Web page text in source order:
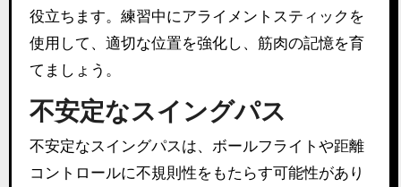
役立ちます。練習中にアライメントスティックを
使用して、適切な位置を強化し、筋肉の記憶を育
てましょう。
不安定なスイングパス
不安定なスイングパスは、ボールフライトや距離
コントロールに不規則性をもたらす可能性があり